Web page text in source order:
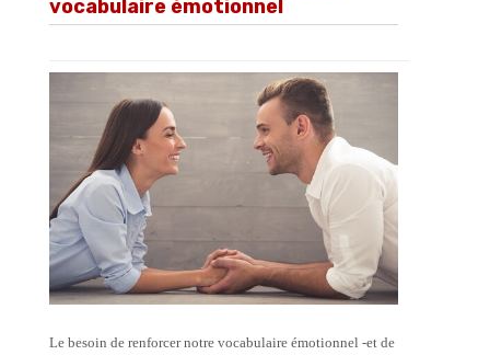
vocabulaire émotionnel
Le besoin de renforcer notre vocabulaire émotionnel -et de